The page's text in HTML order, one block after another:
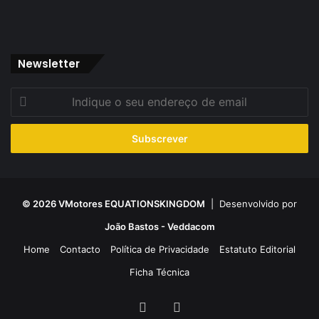
Newsletter
seu
de
© 2026 VMotores EQUATIONSKINGDOM | Desenvolvido por
João Bastos - Veddacom
Home
Contacto Política de Privacidade
Estatuto Editorial
Ficha Técnica
Facebook